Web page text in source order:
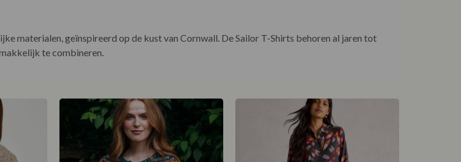
materialen, geïnspireerd op de kust van Cornwall. De Sailor T-Shirts behoren al jaren tot
te combineren.